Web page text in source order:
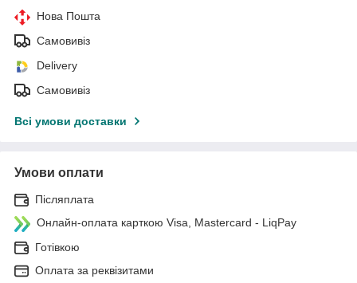
Нова Пошта
Самовивіз
Delivery
Самовивіз
Всі умови доставки
Умови оплати
Післяплата
Онлайн-оплата карткою Visa, Mastercard - LiqPay
Готівкою
Оплата за реквізитами